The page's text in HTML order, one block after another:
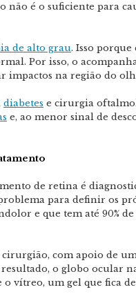
não é o suficiente para
de alto grau. Isso
Por isso, o
impactos na região do
diabetes e cirurgia
e, ao menor sinal de
de retina é
para definir os
e que tem até 90%
cirurgião, com apoio de
o globo ocular
o vítreo, um gel que fica